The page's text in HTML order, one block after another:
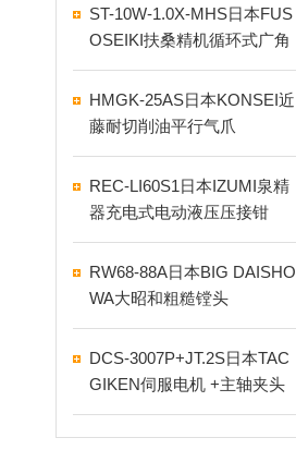
ST-10W-1.0X-MHS日本FUS
OSEIKI扶桑精机循环式广角
自动喷嘴
HMGK-25AS日本KONSEI近
藤耐切削油平行气爪
REC-LI60S1日本IZUMI泉精
器充电式电动液压压接钳
RW68-88A日本BIG DAISHO
WA大昭和粗糙镗头
DCS-3007P+JT.2S日本TAC
GIKEN伺服电机 +主轴夹头